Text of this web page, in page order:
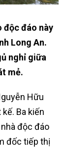
độc đáo này
Long An.
nghỉ giữa
mẻ.
Hữu
Ba kiến
độc đáo
đốc tiếp thị